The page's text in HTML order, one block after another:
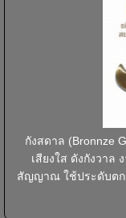
กังสดาล (Bronnze
เสียงใส ดังกังวาล
สัญญาณ ใช้ประดับตก